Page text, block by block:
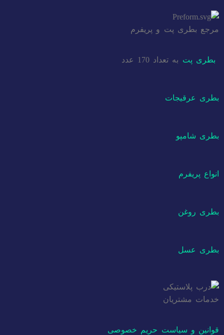
مرجع بطری پت و پریفرم
بطری پت به تعداد 170 عدد
بطری عرقیجات
بطری شامپو
انواع پریفرم
بطری روغن
بطری عسل
خدمات مشتریان
قوانین و سیاست حریم خصوصی